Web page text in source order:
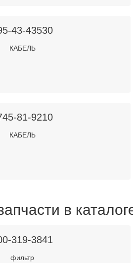
43-43530
КАБЕЛЬ
81-9210
КАБЕЛЬ
в
319-3841
фильтр